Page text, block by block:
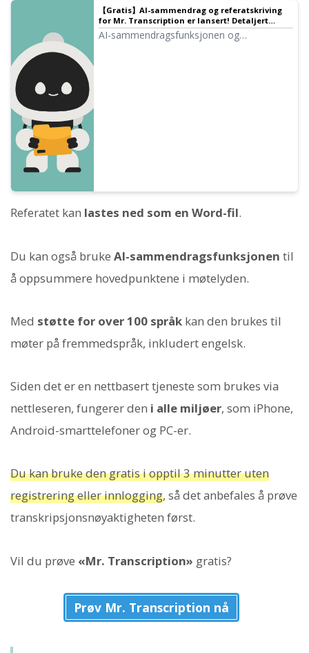
【Gratis】AI-sammendrag og referatskriving
for Mr. Transcription er lansert! Detaljert
veiledning for bruk
AI-sammendragsfunksjonen og
Referatet kan lastes ned som en Word-fil.
Du kan også bruke AI-sammendragsfunksjonen til
å oppsummere hovedpunktene i møtelyden.
Med støtte for over 100 språk kan den brukes til
møter på fremmedspråk, inkludert engelsk.
Siden det er en nettbasert tjeneste som brukes via
nettleseren, fungerer den i alle miljøer, som iPhone,
Android-smarttelefoner og PC-er.
Du kan bruke den gratis i opptil 3 minutter uten
registrering eller innlogging, så det anbefales å prøve
transkripsjonsnøyaktigheten først.
Vil du prøve «Mr. Transcription» gratis?
Prøv Mr. Transcription nå